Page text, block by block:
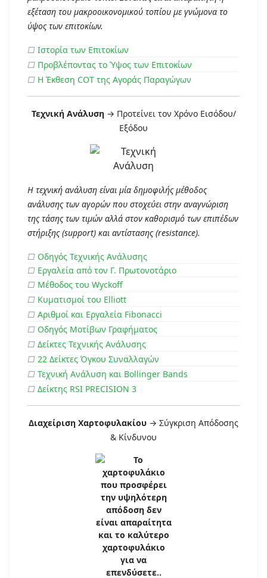
εξέταση του μακροοικονομικού τοπίου με γνώμονα το
ύψος των επιτοκίων.
□ Ιστορία των Επιτοκίων
□ Προβλέποντας το Ύψος των Επιτοκίων
□ Η Έκθεση COT της Αγοράς Παραγώγων
Τεχνική Ανάλυση → Προτείνει τον Χρόνο Εισόδου/
Εξόδου
Η τεχνική ανάλυση είναι μία δημοφιλής μέθοδος
ανάλυσης των αγορών που στοχεύει στην αναγνώριση
της τάσης των τιμών αλλά στον καθορισμό των επιπέδων
στήριξης (support) και αντίστασης (resistance).
□ Οδηγός Τεχνικής Ανάλυσης
□ Εργαλεία από τον Γ. Πρωτονοτάριο
□ Μέθοδος του Wyckoff
□ Κυματισμοί του Elliott
□ Αριθμοί και Εργαλεία Fibonacci
□ Οδηγός Μοτίβων Γραφήματος
□ Δείκτες Τεχνικής Ανάλυσης
□ 22 Δείκτες Όγκου Συναλλαγών
□ Τεχνική Ανάλυση και Bollinger Bands
□ Δείκτης RSI PRECISION 3
Διαχείριση Χαρτοφυλακίου → Σύγκριση Απόδοσης
& Κίνδυνου